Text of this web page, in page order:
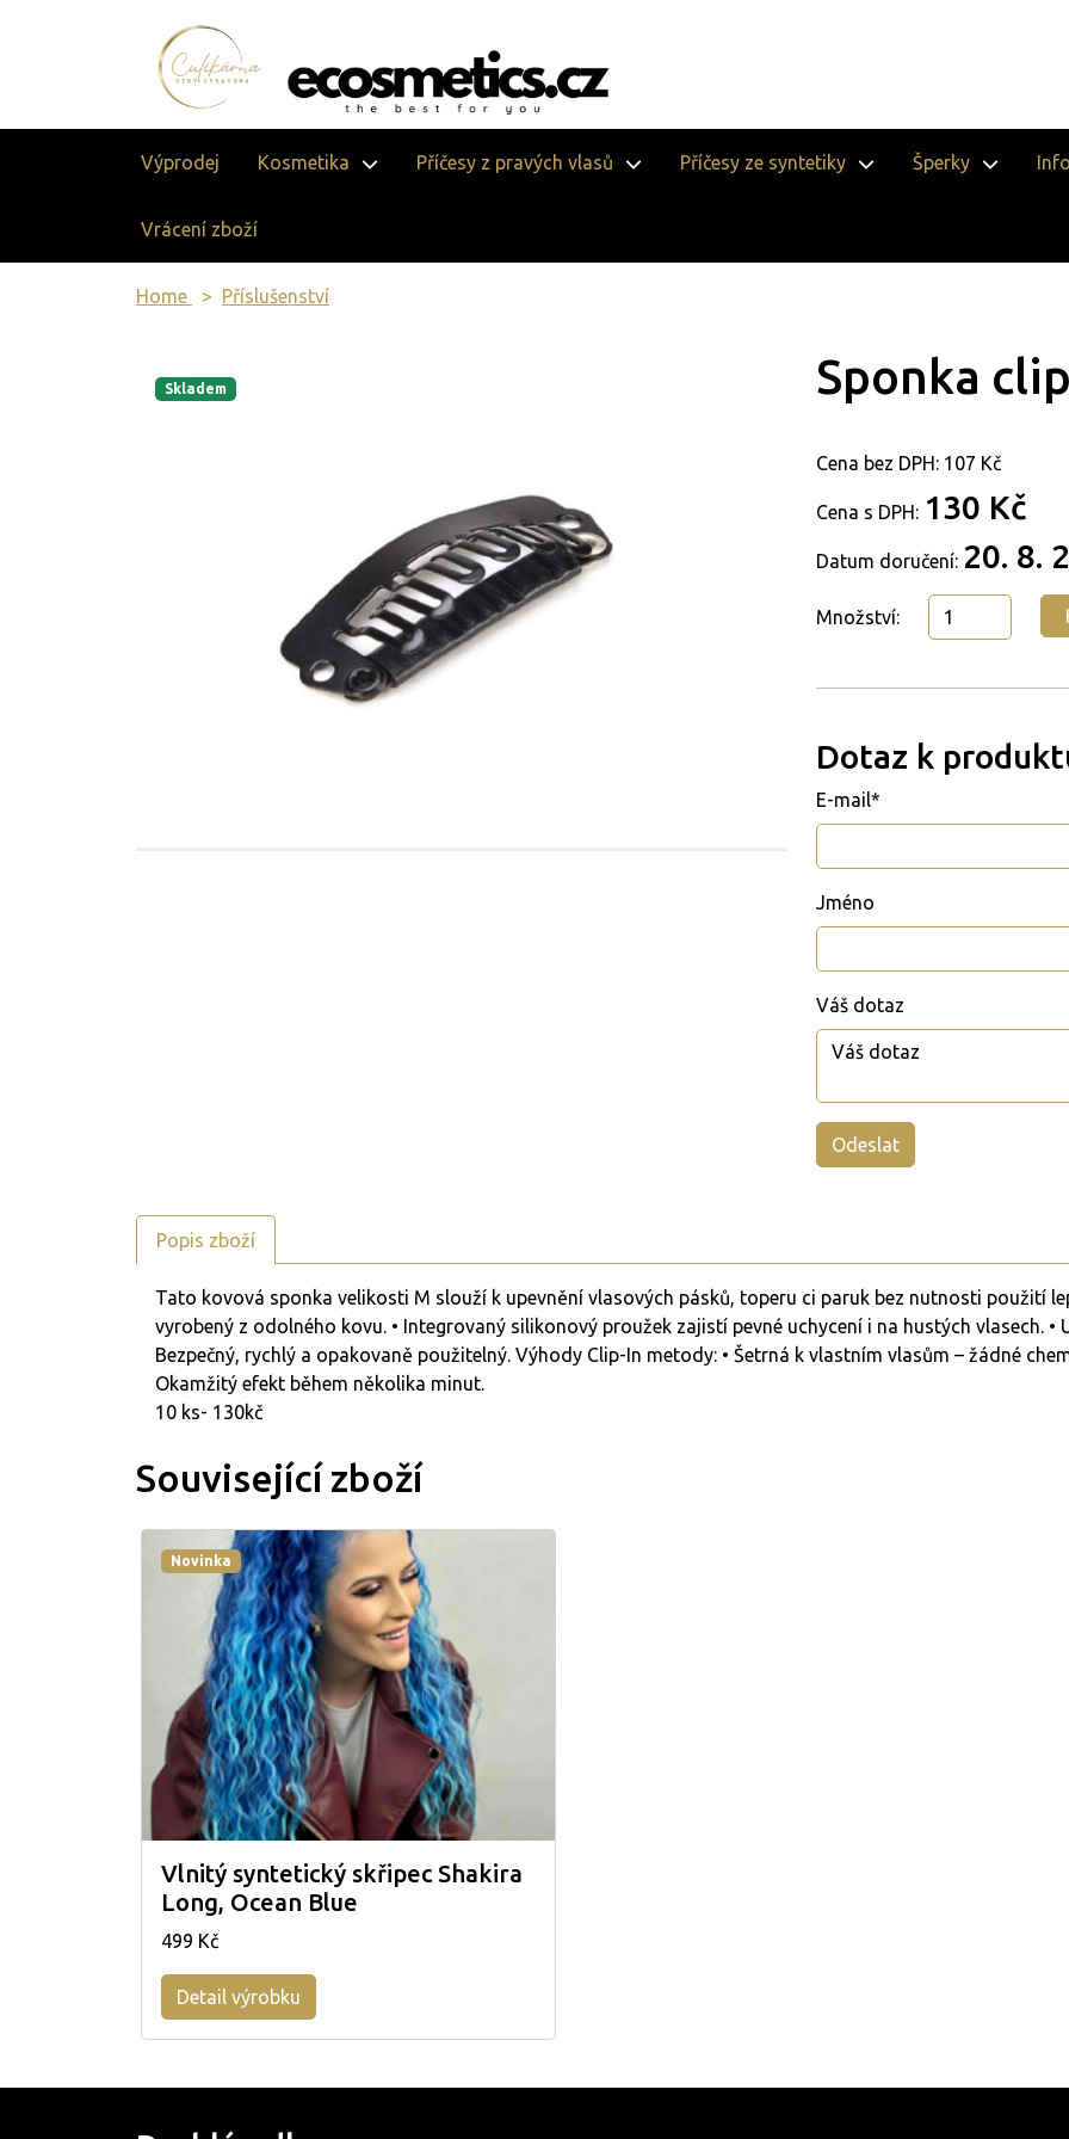
Výprodej Kosmetika Příčesy z pravých vlasů Příčesy ze syntetiky Šperky
Vrácení zboží
Home Příslušenství
Skladem Sponka
Cena bez DPH: 107 Kč
Cena s DPH: 130 Kč
Datum doručení: 20. 8.
Množství:
Dotaz k
E-mail*
Jméno
Váš dotaz
Popis zboží
Tato kovová sponka velikosti M slouží k upevnění vlasových pásků, toperu ci paruk bez nutnosti použití
vyrobený z odolného kovu. • Integrovaný silikonový proužek zajistí pevné uchycení i na hustých vlasech. •
Bezpečný, rychlý a opakovaně použitelný. Výhody Clip-In metody: • Šetrná k vlastním vlasům – žádné
Okamžitý efekt během několika minut.
10 ks- 130kč
Související zboží
Novinka
Vlnitý syntetický skřipec Shakira
Long, Ocean Blue
499 Kč
Detail výrobku